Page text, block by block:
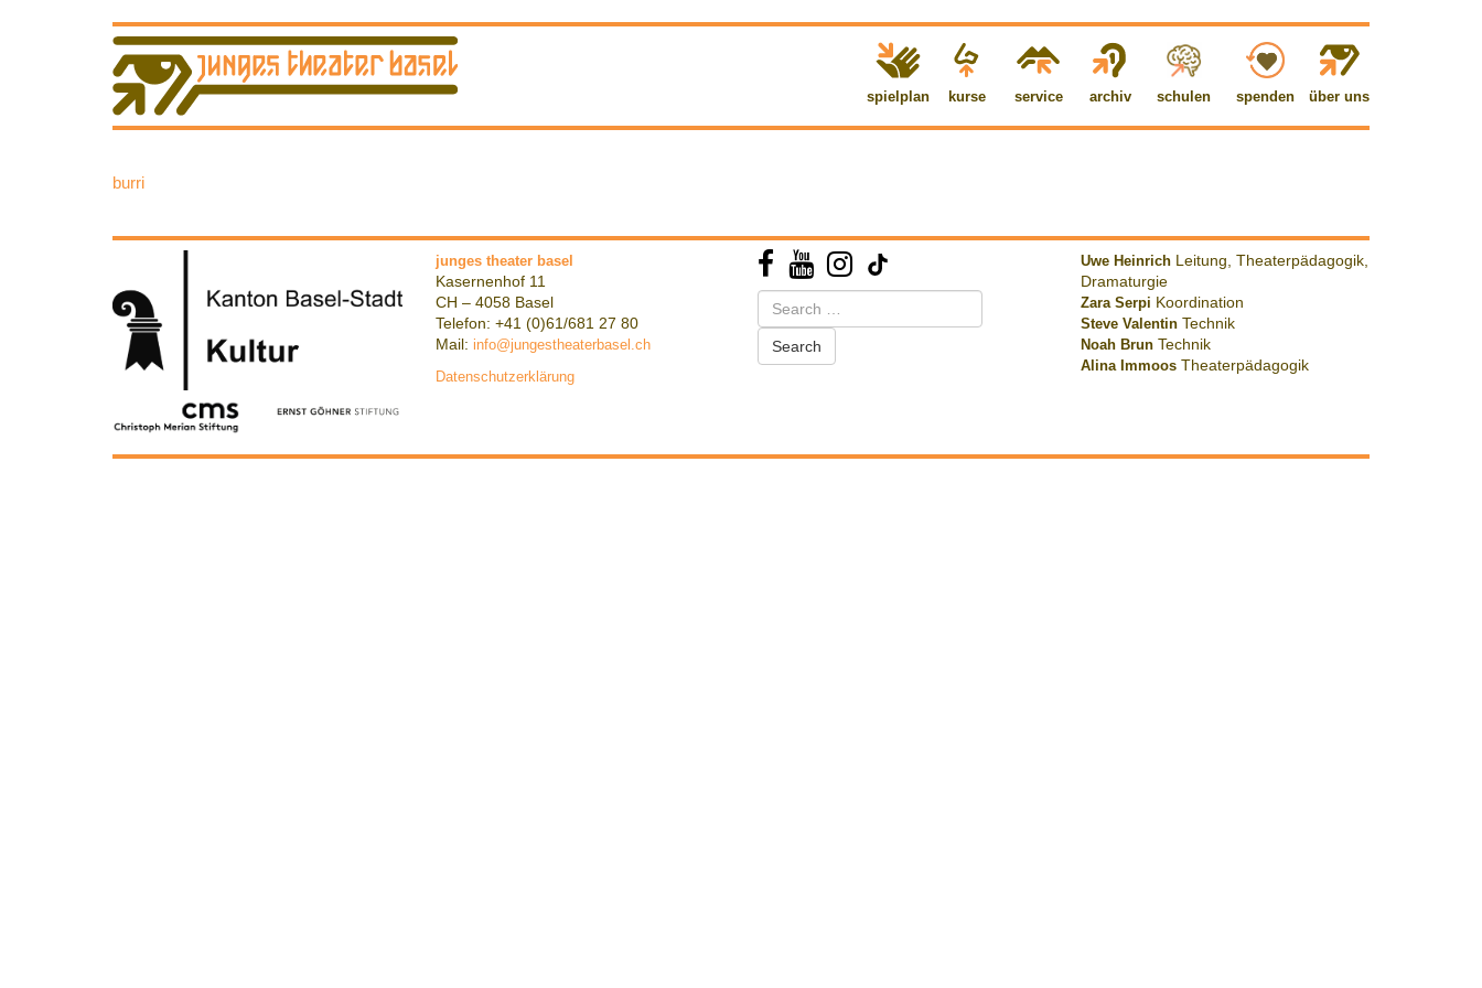
spielplan kurse service archiv schulen spenden über uns
burri
junges theater basel
Kasernenhof 11
CH – 4058 Basel
Telefon: +41 (0)61/681 27 80
Mail: info@jungestheaterbasel.ch
Datenschutzerklärung
Search
for:
Uwe Heinrich Leitung, Theaterpädagogik,
Dramaturgie
Zara Serpi Koordination
Steve Valentin Technik
Noah Brun Technik
Alina Immoos Theaterpädagogik